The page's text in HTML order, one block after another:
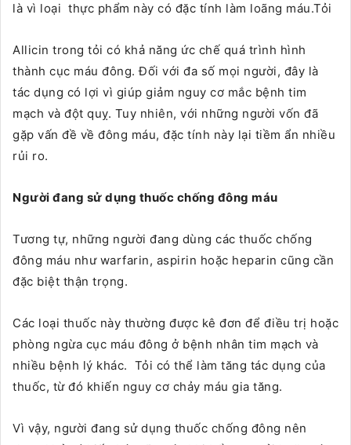
là vì loại thực phẩm này có đặc tính làm loãng máu.Tỏi
Allicin trong tỏi có khả năng ức chế quá trình hình
thành cục máu đông. Đối với đa số mọi người, đây là
tác dụng có lợi vì giúp giảm nguy cơ mắc bệnh tim
mạch và đột quỵ. Tuy nhiên, với những người vốn đã
gặp vấn đề về đông máu, đặc tính này lại tiềm ẩn nhiều
rủi ro.
Người đang sử dụng thuốc chống đông máu
Tương tự, những người đang dùng các thuốc chống
đông máu như warfarin, aspirin hoặc heparin cũng cần
đặc biệt thận trọng.
Các loại thuốc này thường được kê đơn để điều trị hoặc
phòng ngừa cục máu đông ở bệnh nhân tim mạch và
nhiều bệnh lý khác. Tỏi có thể làm tăng tác dụng của
thuốc, từ đó khiến nguy cơ chảy máu gia tăng.
Vì vậy, người đang sử dụng thuốc chống đông nên